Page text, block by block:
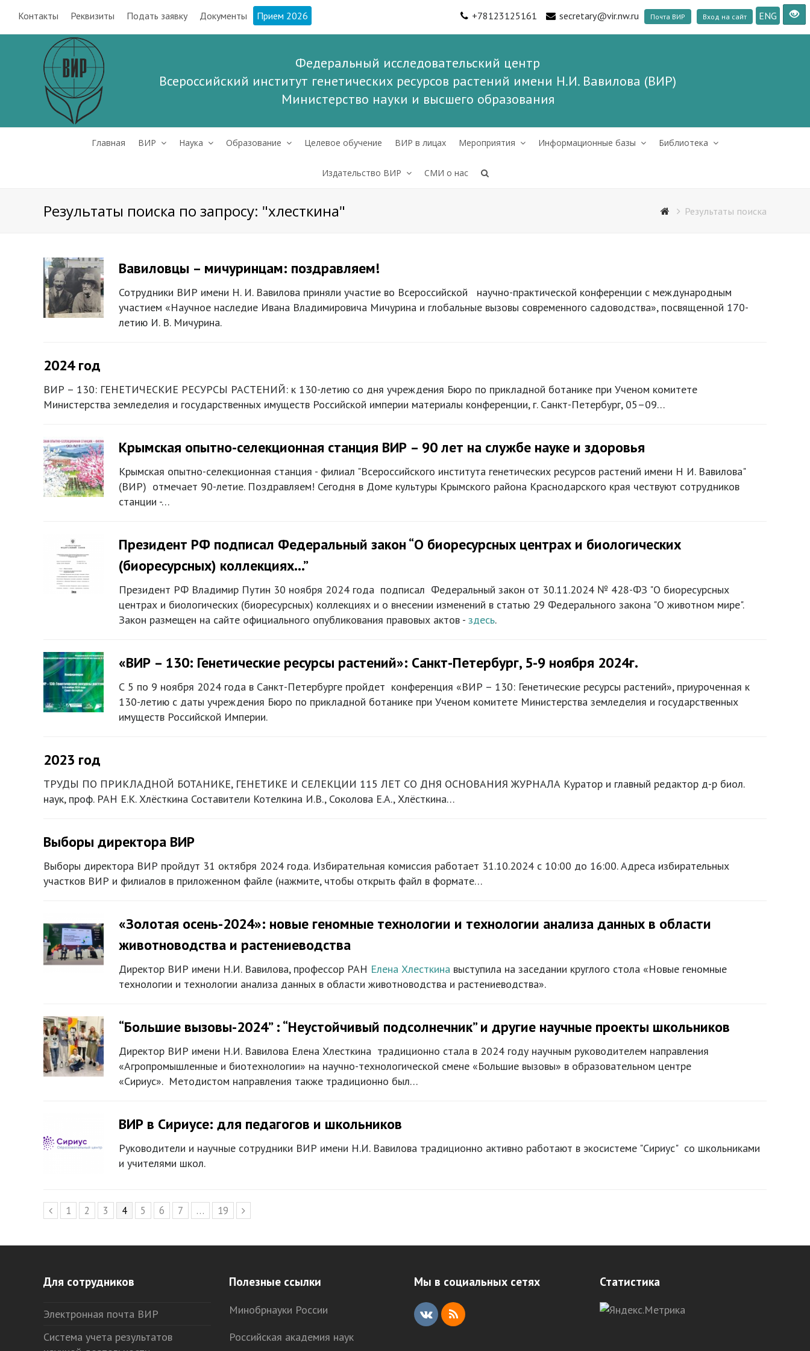
Контакты Реквизиты Подать заявку Документы Прием 2026 +78123125161 secretary@vir.nw.ru Почта ВИР Вход на сайт ENG
Федеральный исследовательский центр
Всероссийский институт генетических ресурсов растений имени Н.И. Вавилова (ВИР)
Министерство науки и высшего образования
Главная ВИР Наука Образование Целевое обучение ВИР в лицах Мероприятия Информационные базы Библиотека
Издательство ВИР СМИ о нас
Результаты поиска по запросу: "хлесткина" Результаты поиска
Вавиловцы – мичуринцам: поздравляем!
Сотрудники ВИР имени Н. И. Вавилова приняли участие во Всероссийской научно-практической конференции с международным
участием «Научное наследие Ивана Владимировича Мичурина и глобальные вызовы современного садоводства», посвященной 170-
летию И. В. Мичурина.
2024 год
ВИР – 130: ГЕНЕТИЧЕСКИЕ РЕСУРСЫ РАСТЕНИЙ: к 130-летию со дня учреждения Бюро по прикладной ботанике при Ученом комитете
Министерства земледелия и государственных имуществ Российской империи материалы конференции, г. Санкт-Петербург, 05–09…
Крымская опытно-селекционная станция ВИР – 90 лет на службе науке и здоровья
Крымская опытно-селекционная станция - филиал "Всероссийского института генетических ресурсов растений имени Н И. Вавилова"
(ВИР) отмечает 90-летие. Поздравляем! Сегодня в Доме культуры Крымского района Краснодарского края чествуют сотрудников
станции -…
Президент РФ подписал Федеральный закон “О биоресурсных центрах и биологических
(биоресурсных) коллекциях…”
Президент РФ Владимир Путин 30 ноября 2024 года подписал Федеральный закон от 30.11.2024 № 428-ФЗ "О биоресурсных
центрах и биологических (биоресурсных) коллекциях и о внесении изменений в статью 29 Федерального закона "О животном мире".
Закон размещен на сайте официального опубликования правовых актов - здесь.
«ВИР – 130: Генетические ресурсы растений»: Санкт-Петербург, 5-9 ноября 2024г.
С 5 по 9 ноября 2024 года в Санкт-Петербурге пройдет конференция «ВИР – 130: Генетические ресурсы растений», приуроченная к
130-летию с даты учреждения Бюро по прикладной ботанике при Ученом комитете Министерства земледелия и государственных
имуществ Российской Империи.
2023 год
ТРУДЫ ПО ПРИКЛАДНОЙ БОТАНИКЕ, ГЕНЕТИКЕ И СЕЛЕКЦИИ 115 ЛЕТ СО ДНЯ ОСНОВАНИЯ ЖУРНАЛА Куратор и главный редактор д-р биол.
наук, проф. РАН Е.К. Хлёсткина Составители Котелкина И.В., Соколова Е.А., Хлёсткина…
Выборы директора ВИР
Выборы директора ВИР пройдут 31 октября 2024 года. Избирательная комиссия работает 31.10.2024 с 10:00 до 16:00. Адреса избирательных
участков ВИР и филиалов в приложенном файле (нажмите, чтобы открыть файл в формате…
«Золотая осень-2024»: новые геномные технологии и технологии анализа данных в области
животноводства и растениеводства
Директор ВИР имени Н.И. Вавилова, профессор РАН Елена Хлесткина выступила на заседании круглого стола «Новые геномные
технологии и технологии анализа данных в области животноводства и растениеводства».
“Большие вызовы-2024” : “Неустойчивый подсолнечник” и другие научные проекты школьников
Директор ВИР имени Н.И. Вавилова Елена Хлесткина традиционно стала в 2024 году научным руководителем направления
«Агропромышленные и биотехнологии» на научно-технологической смене «Большие вызовы» в образовательном центре
«Сириус». Методистом направления также традиционно был…
ВИР в Сириусе: для педагогов и школьников
Руководители и научные сотрудники ВИР имени Н.И. Вавилова традиционно активно работают в экосистеме "Сириус" со школьниками
и учителями школ.
Предыдущий
Page
1 Page
2 Page
3 Page
4 Page
5 Page
6 Page
7 … Page
19
Для сотрудников
Электронная почта ВИР
Система учета результатов
Полезные ссылки
Минобрнауки России
Российская академия наук
Мы в социальных сетях
V
R
Статистика